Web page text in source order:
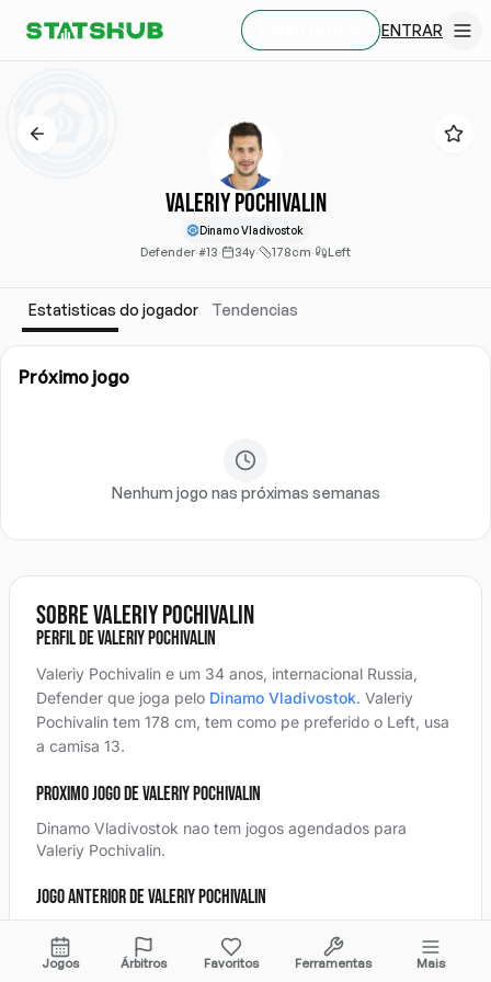
ENTRAR
Valeriy Pochivalin
Dinamo Vladivostok
Defender·#13· 34y· 178cm· Left
Estatisticas do jogador Tendencias
Próximo jogo
Nenhum jogo nas próximas semanas
Sobre Valeriy Pochivalin
Perfil de Valeriy Pochivalin
Valeriy Pochivalin e um 34 anos, internacional Russia,
Defender que joga pelo Dinamo Vladivostok. Valeriy
Pochivalin tem 178 cm, tem como pe preferido o Left, usa
a camisa 13.
Proximo jogo de Valeriy Pochivalin
Dinamo Vladivostok nao tem jogos agendados para
Valeriy Pochivalin.
Jogo anterior de Valeriy Pochivalin
O jogo anterior do Dinamo Vladivostok foi uma
fora contra KDV Tomsk em August 20, 2025
Jogos Árbitros Favoritos Ferramentas Mais